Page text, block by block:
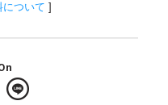
について ]